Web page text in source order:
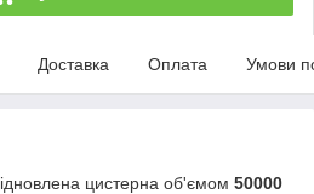
Доставка Оплата Умови
цистерна об'ємом 50000